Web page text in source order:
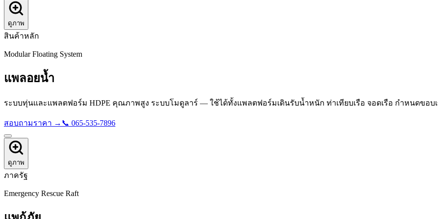
ดูภาพ
สินค้าหลัก
Modular Floating System
แพลอยน้ำ
ระบบทุ่นและแพลตฟอร์ม HDPE คุณภาพสูง ระบบโมดูลาร์ — ใช้ได้ทั้งแพลตฟอร์มเดินรับน้ำหนัก ท่าเทียบเรือ จอดเรือ กำหนดขอบ
สอบถามราคา → 📞 065-535-7896
ดูภาพ
ภาครัฐ
Emergency Rescue Raft